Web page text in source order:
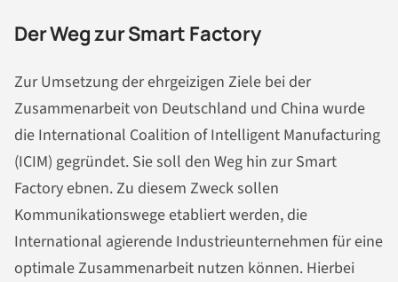
Der Weg zur Smart Factory
Zur Umsetzung der ehrgeizigen Ziele bei der
Zusammenarbeit von Deutschland und China wurde
die International Coalition of Intelligent Manufacturing
(ICIM) gegründet. Sie soll den Weg hin zur Smart
Factory ebnen. Zu diesem Zweck sollen
Kommunikationswege etabliert werden, die
International agierende Industrieunternehmen für eine
optimale Zusammenarbeit nutzen können. Hierbei